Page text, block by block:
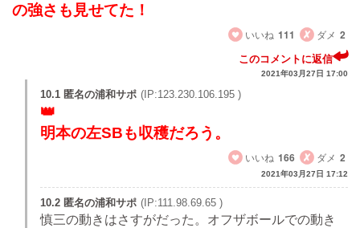
の強さも見せてた！
いいね 111 ダメ 2
このコメントに返信
2021年03月27日 17:00
10.1 匿名の浦和サポ (IP:123.230.106.195 )
明本の左SBも収穫だろう。
いいね 166 ダメ 2
2021年03月27日 17:12
10.2 匿名の浦和サポ (IP:111.98.69.65 )
慎三の動きはさすがだった。オフザボールでの動き